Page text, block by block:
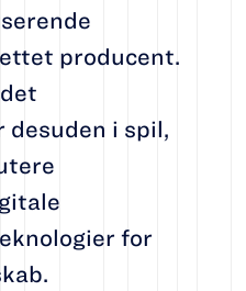
producent.
i spil,
for